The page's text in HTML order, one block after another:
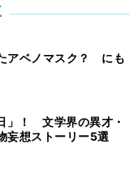
アベノマスク？ にも
」！ 文学界の異才・
妄想ストーリー5選